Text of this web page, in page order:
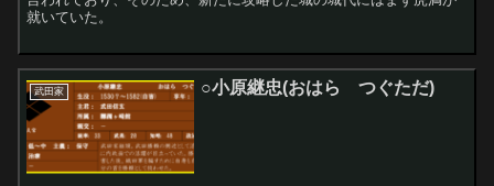
就いていた。
武田家 ○小原継忠(おはら つぐただ)